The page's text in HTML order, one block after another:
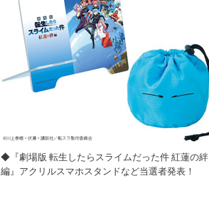
◆『劇場版 転生したらスライムだった件 紅蓮の絆
編』アクリルスマホスタンドなど当選者発表！